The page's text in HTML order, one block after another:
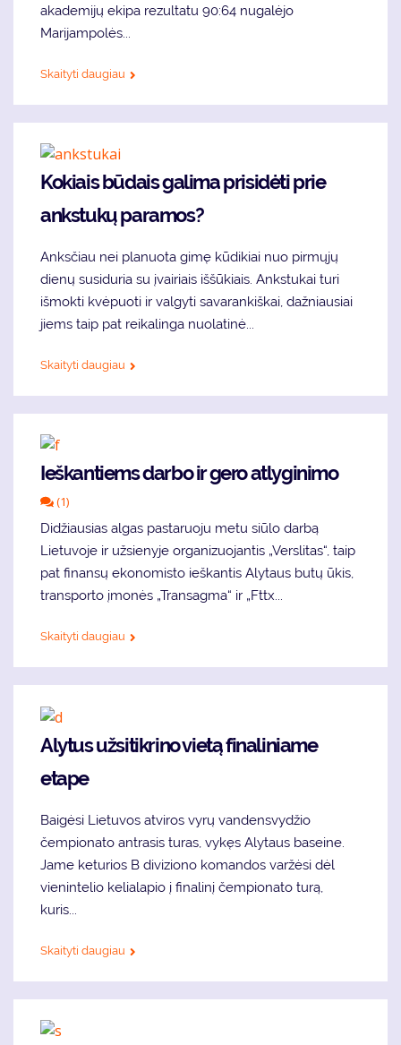
akademijų ekipa rezultatu 90:64 nugalėjo
Marijampolės...
Skaityti daugiau
Kokiais būdais galima prisidėti prie
ankstukų paramos?
Anksčiau nei planuota gimę kūdikiai nuo pirmųjų
dienų susiduria su įvairiais iššūkiais. Ankstukai turi
išmokti kvėpuoti ir valgyti savarankiškai, dažniausiai
jiems taip pat reikalinga nuolatinė...
Skaityti daugiau
Ieškantiems darbo ir gero atlyginimo
(1)
Didžiausias algas pastaruoju metu siūlo darbą
Lietuvoje ir užsienyje organizuojantis „Verslitas“, taip
pat finansų ekonomisto ieškantis Alytaus butų ūkis,
transporto įmonės „Transagma“ ir „Fttx...
Skaityti daugiau
Alytus užsitikrino vietą finaliniame
etape
Baigėsi Lietuvos atviros vyrų vandensvydžio
čempionato antrasis turas, vykęs Alytaus baseine.
Jame keturios B diviziono komandos varžėsi dėl
vienintelio kelialapio į finalinį čempionato turą,
kuris...
Skaityti daugiau